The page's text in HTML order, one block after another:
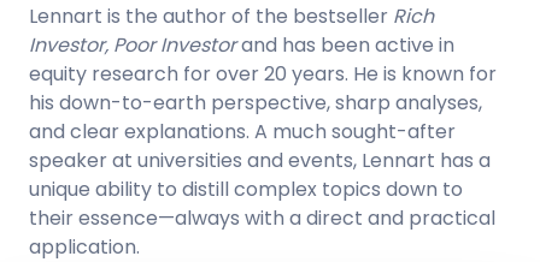
Lennart is the author of the bestseller Rich
Investor, Poor Investorand has been active in
equity research for over 20 years. He is known for
his down-to-earth perspective, sharp analyses,
and clear explanations. A much sought-after
speaker at universities and events, Lennart has a
unique ability to distill complex topics down to
their essence—always with a direct and practical
application.